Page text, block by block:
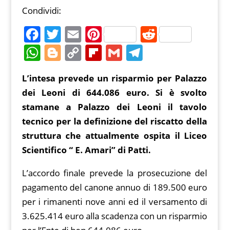
Condividi:
F
a
c
e
b
o
o
k
T
w
itt
er
E
m
ai
l
Pi
nt
er
e
st
R
e
di
t
W
h
at
s
A
p
p
Bl
o
g
g
er
C
o
p
y
Li
n
k
Fl
ip
b
o
ar
d
G
m
ai
l
T
e
gr
a
m
L’intesa prevede un risparmio per Palazzo
dei Leoni di 644.086 euro. Si è svolto
stamane a Palazzo dei Leoni il tavolo
tecnico per la definizione del riscatto della
struttura che attualmente ospita il Liceo
Scientifico “ E. Amari” di Patti.
L’accordo finale prevede la prosecuzione del
pagamento del canone annuo di 189.500 euro
per i rimanenti nove anni ed il versamento di
3.625.414 euro alla scadenza con un risparmio